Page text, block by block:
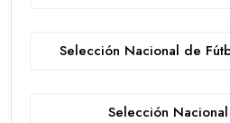
Selección Nacional de
Selección